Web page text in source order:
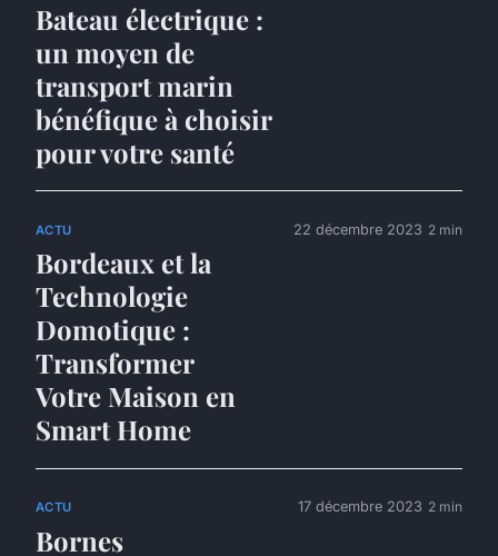
Bateau électrique :
un moyen de
transport marin
bénéfique à choisir
pour votre santé
ACTU
Bordeaux et la
Technologie
Domotique :
Transformer
Votre Maison en
Smart Home
22 décembre 2023 2 min
ACTU
Bornes
17 décembre 2023 2 min